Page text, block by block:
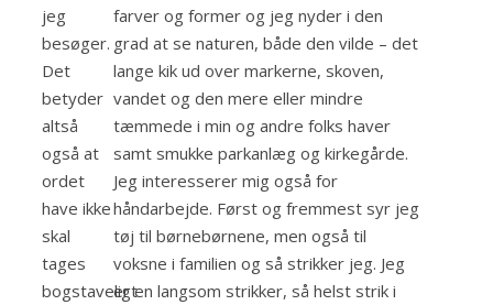
jeg
besøger.
Det
betyder
altså
også at
ordet
have ikke
skal
tages
bogstaveligt
farver og former og jeg nyder i den
grad at se naturen, både den vilde – det
lange kik ud over markerne, skoven,
vandet og den mere eller mindre
tæmmede i min og andre folks haver
samt smukke parkanlæg og kirkegårde.
Jeg interesserer mig også for
håndarbejde. Først og fremmest syr jeg
tøj til børnebørnene, men også til
voksne i familien og så strikker jeg. Jeg
er en langsom strikker, så helst strik i